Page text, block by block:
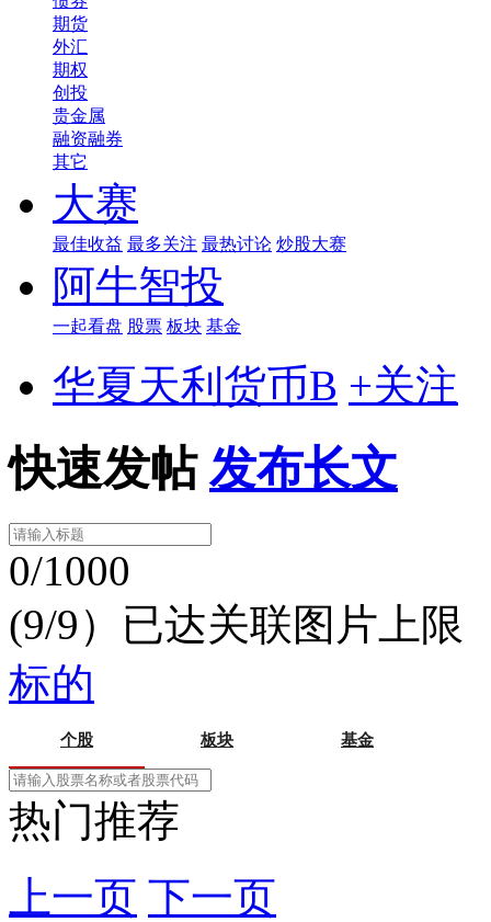
期货
外汇
期权
创投
贵金属
融资融券
其它
大赛
最佳收益 最多关注 最热讨论 炒股大赛
阿牛智投
一起看盘 股票 板块 基金
华夏天利货币B +关注
快速发帖 发布长文
0/1000
(9/9）已达关联图片上限
标的
个股 板块 基金
热门推荐
上一页 下一页